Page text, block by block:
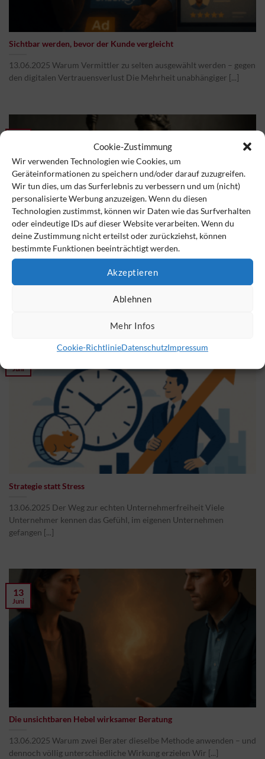
Cookie-Zustimmung
Wir verwenden Technologien wie Cookies, um
Geräteinformationen zu speichern und/oder darauf zuzugreifen.
Wir tun dies, um das Surferlebnis zu verbessern und um (nicht)
personalisierte Werbung anzuzeigen. Wenn du diesen
Technologien zustimmst, können wir Daten wie das Surfverhalten
oder eindeutige IDs auf dieser Website verarbeiten. Wenn du
deine Zustimmung nicht erteilst oder zurückziehst, können
bestimmte Funktionen beeinträchtigt werden.
Akzeptieren
Ablehnen
Mehr Infos
Cookie-RichtlinieDatenschutzImpressum
Sichtbar werden, bevor der Kunde vergleicht
13.06.2025 Warum Vermittler zu selten ausgewählt werden – gegen
den digitalen Vertrauensverlust Die Mehrheit unabhängiger [...]
13.06.2025 Ein Urteil des OLG Dresden macht fassungslos. Es zeigt,
dass sich Richter mehr Versicherungsexpertise [...]
Strategie statt Stress
13.06.2025 Der Weg zur echten Unternehmerfreiheit Viele
Unternehmer kennen das Gefühl, im eigenen Unternehmen
gefangen [...]
Juni
Die unsichtbaren Hebel wirksamer Beratung
13.06.2025 Warum zwei Berater dieselbe Methode anwenden – und
dennoch völlig unterschiedliche Wirkung erzielen Wir [...]
13
Juni